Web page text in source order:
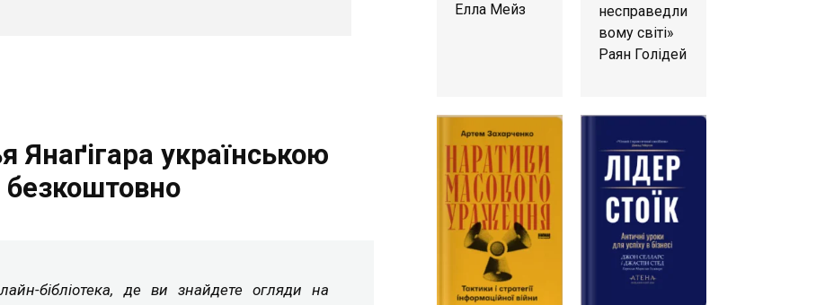
Янаґігара українською
бібліотека, де ви знайдете огляди на
Елла Мейз
несправедли
вому світі»
Раян Голідей